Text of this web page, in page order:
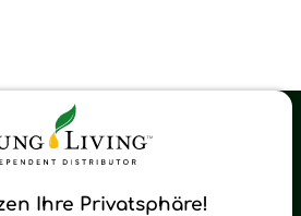
Ihre Privatsphäre!
Shop-Oil Newsletter